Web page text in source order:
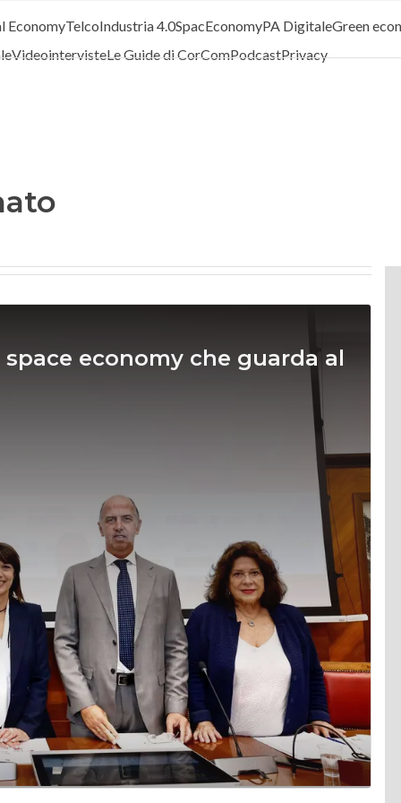
EconomyTelcoIndustria 4.0SpacEconomyPA DigitaleGreen
VideointervisteLe Guide di CorComPodcastPrivacy
economy che guarda al